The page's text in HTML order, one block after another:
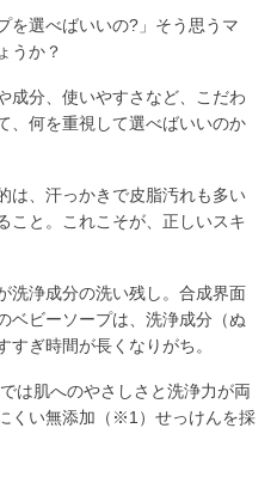
を選べばいいの?」そう思うマ
うか？
成分、使いやすさなど、こだわ
、何を重視して選べばいいのか
は、汗っかきで皮脂汚れも多い
こと。これこそが、正しいスキ
洗浄成分の洗い残し。合成界面
ベビーソープは、洗浄成分（ぬ
すぎ時間が長くなりがち。
は肌へのやさしさと洗浄力が両
くい無添加（※1）せっけんを採